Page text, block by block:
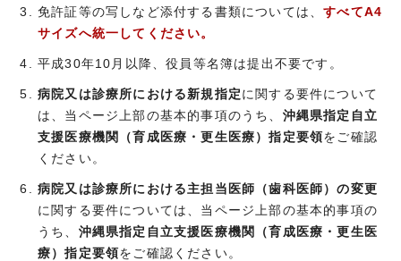
免許証等の写しなど添付する書類については、すべてA4
サイズへ統一 してください。
平成30年10月以降、役員等名簿は提出不要です。
病院又は診療所における新規指定 に関する要件について
は、当ページ上部の基本的事項のうち、 沖縄県指定自立
支援医療機関（育成医療・更生医療）指定要領をご確認
ください。
病院又は診療所における主担当医師（歯科医師）の変更
に関する要件については、当ページ上部の基本的事項の
うち、 沖縄県指定自立支援医療機関（育成医療・更生医
療）指定要領をご確認ください。